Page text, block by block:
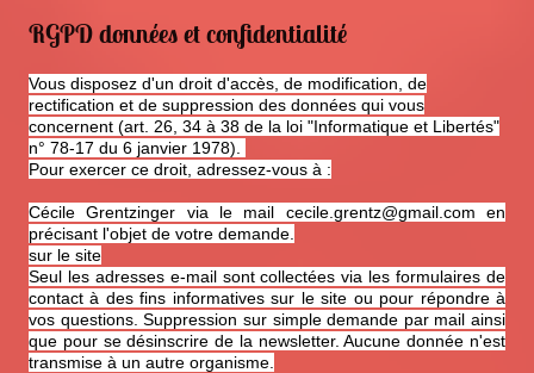
RGPD données et confidentialité
Vous disposez d'un droit d'accès, de modification, de
rectification et de suppression des données qui vous
concernent (art. 26, 34 à 38 de la loi "Informatique et Libertés"
n° 78-17 du 6 janvier 1978).
Pour exercer ce droit, adressez-vous à :
Cécile Grentzinger via le mail cecile.grentz@gmail.com en
précisant l'objet de votre demande.
sur le site
Seul les adresses e-mail sont collectées via les formulaires de
contact à des fins informatives sur le site ou pour répondre à
vos questions. Suppression sur simple demande par mail ainsi
que pour se désinscrire de la newsletter. Aucune donnée n'est
transmise à un autre organisme.